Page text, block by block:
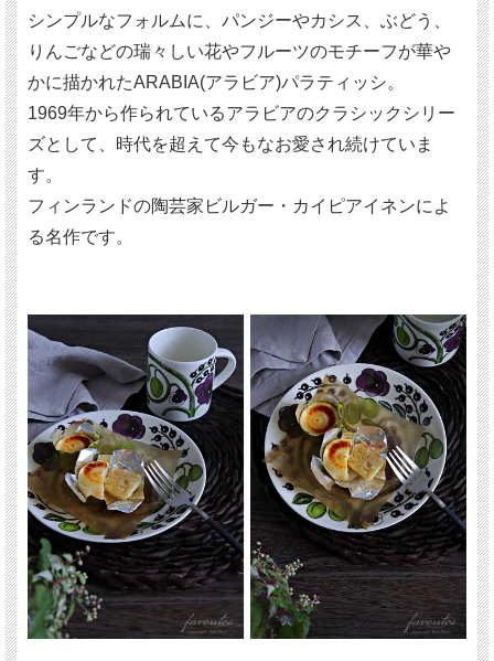
シンプルなフォルムに、パンジーやカシス、ぶどう、
りんごなどの瑞々しい花やフルーツのモチーフが華や
かに描かれたARABIA(アラビア)パラティッシ。
1969年から作られているアラビアのクラシックシリー
ズとして、時代を超えて今もなお愛され続けていま
す。
フィンランドの陶芸家ビルガー・カイピアイネンによ
る名作です。